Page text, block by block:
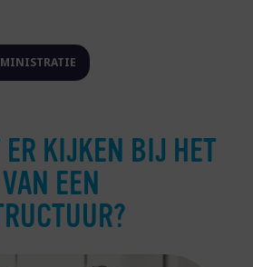
KIJKEN BIJ HET
EEN